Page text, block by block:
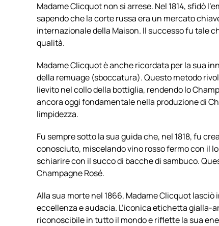
Madame Clicquot non si arrese. Nel 1814, sfidò
sapendo che la corte russa era un mercato
internazionale della Maison. Il successo fu tale
qualità.
Madame Clicquot è anche ricordata per la sua
della remuage (sboccatura). Questo metodo
lievito nel collo della bottiglia, rendendo lo
ancora oggi fondamentale nella produzione di
limpidezza.
Fu sempre sotto la sua guida che, nel 1818, fu
conosciuto, miscelando vino rosso fermo con il
schiarire con il succo di bacche di sambuco.
Champagne Rosé.
Alla sua morte nel 1866, Madame Clicquot
eccellenza e audacia. L’iconica etichetta gialla-
riconoscibile in tutto il mondo e riflette la sua